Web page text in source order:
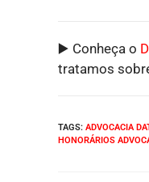
▶️ Conheça o
tratamos
TAGS: ADVOCACIA
HONORÁRIOS